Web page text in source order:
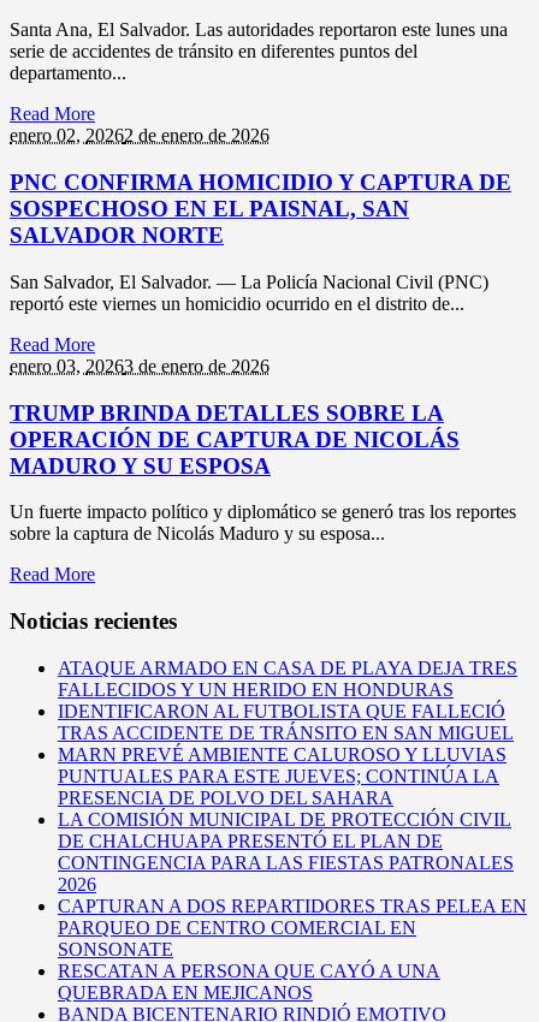
Santa Ana, El Salvador. Las autoridades reportaron este lunes una
serie de accidentes de tránsito en diferentes puntos del
departamento...
Read More
enero 02, 20262 de enero de 2026
PNC CONFIRMA HOMICIDIO Y CAPTURA DE
SOSPECHOSO EN EL PAISNAL, SAN
SALVADOR NORTE
San Salvador, El Salvador. — La Policía Nacional Civil (PNC)
reportó este viernes un homicidio ocurrido en el distrito de...
Read More
enero 03, 20263 de enero de 2026
TRUMP BRINDA DETALLES SOBRE LA
OPERACIÓN DE CAPTURA DE NICOLÁS
MADURO Y SU ESPOSA
Un fuerte impacto político y diplomático se generó tras los reportes
sobre la captura de Nicolás Maduro y su esposa...
Read More
Noticias recientes
ATAQUE ARMADO EN CASA DE PLAYA DEJA TRES
FALLECIDOS Y UN HERIDO EN HONDURAS
IDENTIFICARON AL FUTBOLISTA QUE FALLECIÓ
TRAS ACCIDENTE DE TRÁNSITO EN SAN MIGUEL
MARN PREVÉ AMBIENTE CALUROSO Y LLUVIAS
PUNTUALES PARA ESTE JUEVES; CONTINÚA LA
PRESENCIA DE POLVO DEL SAHARA
LA COMISIÓN MUNICIPAL DE PROTECCIÓN CIVIL
DE CHALCHUAPA PRESENTÓ EL PLAN DE
CONTINGENCIA PARA LAS FIESTAS PATRONALES
2026
CAPTURAN A DOS REPARTIDORES TRAS PELEA EN
PARQUEO DE CENTRO COMERCIAL EN
SONSONATE
RESCATAN A PERSONA QUE CAYÓ A UNA
QUEBRADA EN MEJICANOS
BANDA BICENTENARIO RINDIÓ EMOTIVO